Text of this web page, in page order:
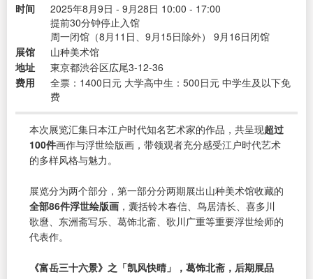
时间
2025年8月9日 - 9月28日 10:00 - 17:00
提前30分钟停止入馆
周一闭馆（8月11日、9月15日除外） 9月16日闭馆
展馆
山种美术馆
地址
東京都渋谷区広尾3-12-36
费用
全票：1400日元 大学高中生：500日元 中学生及以下免
费
本次展览汇集日本江户时代知名艺术家的作品，共呈现超过
100件画作与浮世绘版画，带领观者充分感受江户时代艺术
的多样风格与魅力。
展览分为两个部分，第一部分分两期展出山种美术馆收藏的
全部86件浮世绘版画 ，囊括铃木春信、鸟居清长、喜多川
歌麿、东洲斋写乐、葛饰北斋、歌川广重等重要浮世绘师的
代表作。
《富岳三十六景》之「凯风快晴」，葛饰北斋，后期展品